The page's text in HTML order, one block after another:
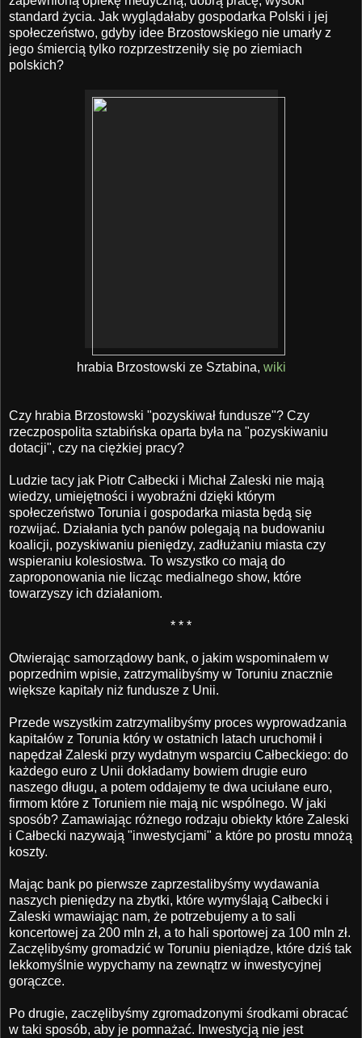
standard życia. Jak wyglądałaby gospodarka Polski i jej
społeczeństwo, gdyby idee Brzostowskiego nie umarły z
jego śmiercią tylko rozprzestrzeniły się po ziemiach
polskich?
hrabia Brzostowski ze Sztabina, wiki
Czy hrabia Brzostowski "pozyskiwał fundusze"? Czy
rzeczpospolita sztabińska oparta była na "pozyskiwaniu
dotacji", czy na ciężkiej pracy?
Ludzie tacy jak Piotr Całbecki i Michał Zaleski nie mają
wiedzy, umiejętności i wyobraźni dzięki którym
społeczeństwo Torunia i gospodarka miasta będą się
rozwijać. Działania tych panów polegają na budowaniu
koalicji, pozyskiwaniu pieniędzy, zadłużaniu miasta czy
wspieraniu kolesiostwa. To wszystko co mają do
zaproponowania nie licząc medialnego show, które
towarzyszy ich działaniom.
* * *
Otwierając samorządowy bank, o jakim wspominałem w
poprzednim wpisie, zatrzymalibyśmy w Toruniu znacznie
większe kapitały niż fundusze z Unii.
Przede wszystkim zatrzymalibyśmy proces wyprowadzania
kapitałów z Torunia który w ostatnich latach uruchomił i
napędzał Zaleski przy wydatnym wsparciu Całbeckiego: do
każdego euro z Unii dokładamy bowiem drugie euro
naszego długu, a potem oddajemy te dwa uciułane euro,
firmom które z Toruniem nie mają nic wspólnego. W jaki
sposób? Zamawiając różnego rodzaju obiekty które Zaleski
i Całbecki nazywają "inwestycjami" a które po prostu mnożą
koszty.
Mając bank po pierwsze zaprzestalibyśmy wydawania
naszych pieniędzy na zbytki, które wymyślają Całbecki i
Zaleski wmawiając nam, że potrzebujemy a to sali
koncertowej za 200 mln zł, a to hali sportowej za 100 mln zł.
Zaczęlibyśmy gromadzić w Toruniu pieniądze, które dziś tak
lekkomyślnie wypychamy na zewnątrz w inwestycyjnej
gorączce.
Po drugie, zaczęlibyśmy zgromadzonymi środkami obracać
w taki sposób, aby je pomnażać. Inwestycją nie jest